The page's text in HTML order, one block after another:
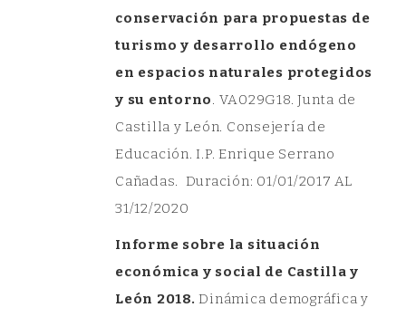
conservación para propuestas de
turismo y desarrollo endógeno
en espacios naturales protegidos
y su entorno. VA029G18. Junta de
Castilla y León. Consejería de
Educación. I.P. Enrique Serrano
Cañadas. Duración: 01/01/2017 AL
31/12/2020
Informe sobre la situación
económica y social de Castilla y
León 2018. Dinámica demográfica y